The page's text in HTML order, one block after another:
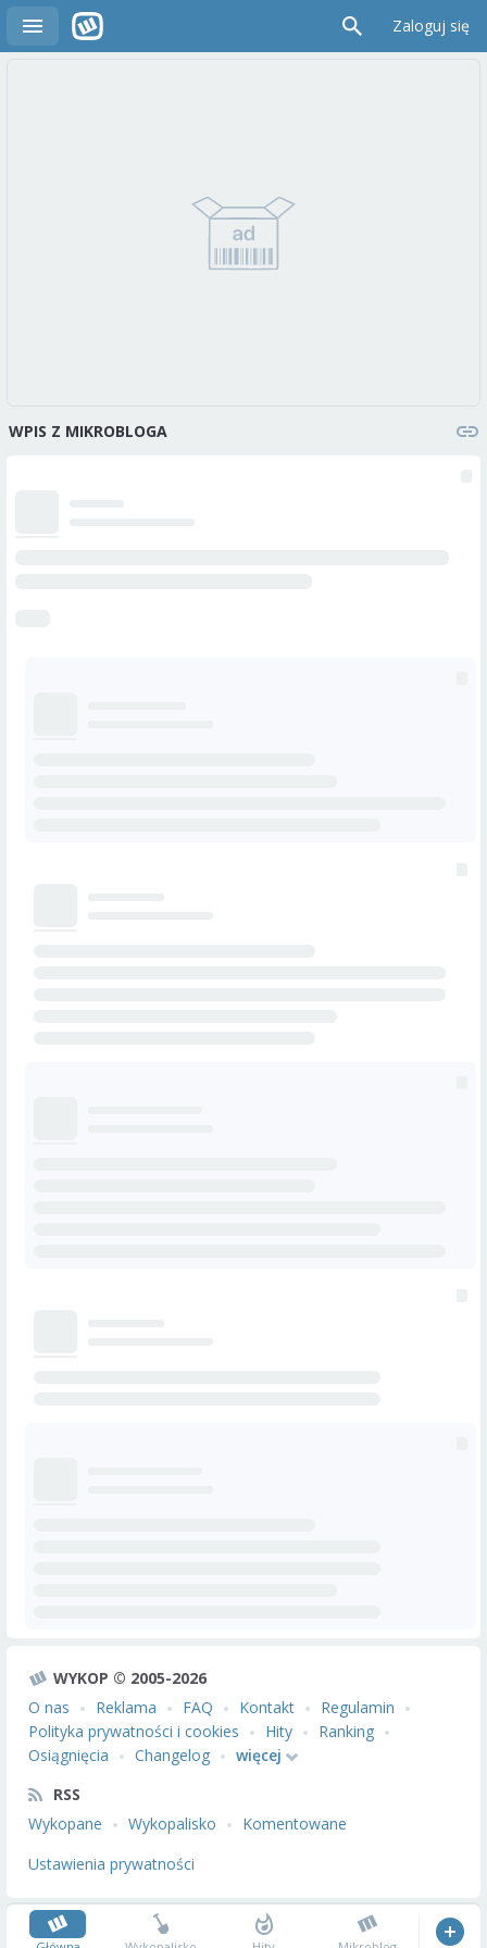
Zaloguj się
WPIS Z MIKROBLOGA
WYKOP © 2005-2026
O nas
Reklama FAQ Kontakt
Regulamin
Polityka prywatności i cookies
Hity
Ranking
Osiągnięcia
Changelog
więcej
RSS
Wykopane
Wykopalisko
Komentowane
Ustawienia prywatności